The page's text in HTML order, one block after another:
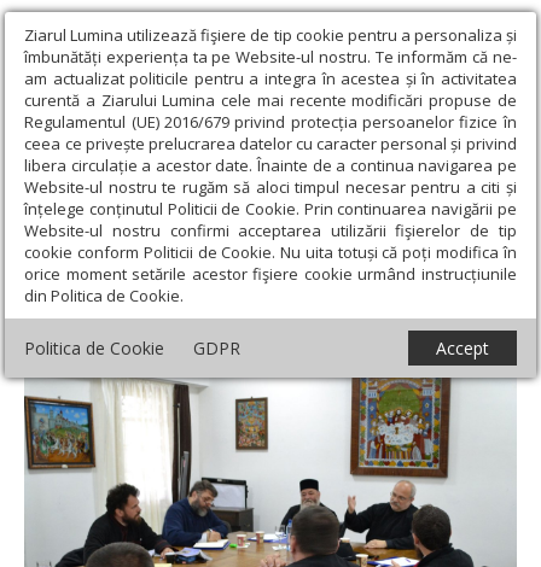
Ziarul Lumina utilizează fişiere de tip cookie pentru a personaliza și
îmbunătăți experiența ta pe Website-ul nostru. Te informăm că ne-
am actualizat politicile pentru a integra în acestea și în activitatea
curentă a Ziarului Lumina cele mai recente modificări propuse de
Regulamentul (UE) 2016/679 privind protecția persoanelor fizice în
ceea ce privește prelucrarea datelor cu caracter personal și privind
libera circulație a acestor date. Înainte de a continua navigarea pe
Website-ul nostru te rugăm să aloci timpul necesar pentru a citi și
înțelege conținutul Politicii de Cookie. Prin continuarea navigării pe
Website-ul nostru confirmi acceptarea utilizării fişierelor de tip
cookie conform Politicii de Cookie. Nu uita totuși că poți modifica în
orice moment setările acestor fişiere cookie urmând instrucțiunile
din Politica de Cookie.
Politica de Cookie GDPR Accept
Ziarul Lumina › Regionale › Transilvania › Persoanele cu adicţii
în atenţia preoţilor din Arhiepiscopia Sibiului
Persoanele cu adicţii în atenţia preoţilor din
Arhiepiscopia Sibiului